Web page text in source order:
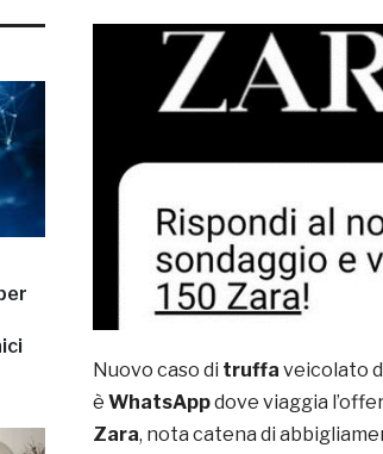
Nuovo caso di truffa veicolato
è WhatsAppdove viaggia
Zara, nota catena di